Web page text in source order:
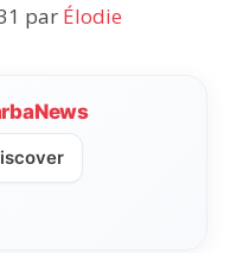
par Élodie